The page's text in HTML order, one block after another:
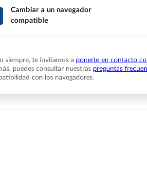
Cambiar a un navegador
compatible
siempre, te invitamos a ponerte en contacto
puedes consultar nuestras preguntas
con los navegadores.